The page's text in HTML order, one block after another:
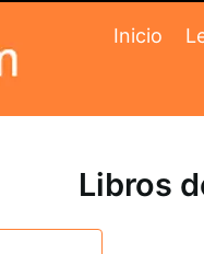
Inicio
Libros